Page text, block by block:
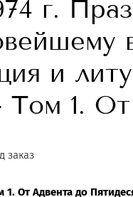
г.
и
1.
заказ
1. От Адвента до